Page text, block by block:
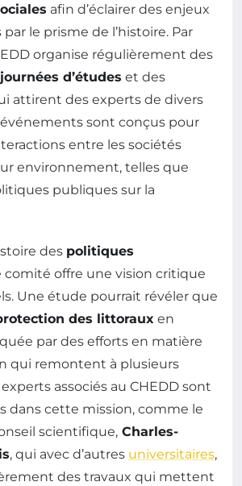
afin d’éclairer des enjeux
le prisme de l’histoire. Par
organise régulièrement des
journées d’études et des
attirent des experts de divers
sont conçus pour
entre les sociétés
environnement, telles que
publiques sur la
des politiques
comité offre une vision critique
Une étude pourrait révéler que
des littoraux en
par des efforts en matière
qui remontent à plusieurs
associés au CHEDD sont
dans cette mission, comme le
scientifique, Charles-
, qui avec d’autres universitaires,
des travaux qui mettent